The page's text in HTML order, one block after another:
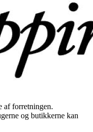
af forretningen.
og butikkerne kan